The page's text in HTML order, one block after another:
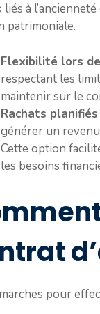
liés à
patrimoniale.
Flexibilité lors
respectant les
maintenir sur le
Rachats planifiés
générer un
Cette option
les besoins
pour